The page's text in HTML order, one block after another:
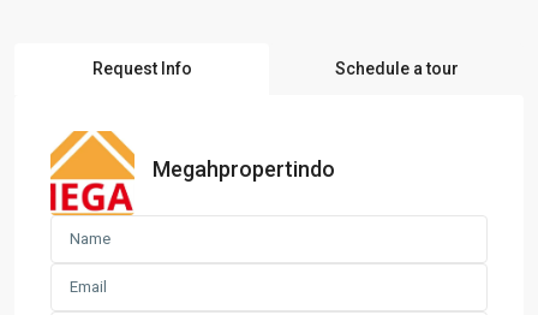
Request Info Schedule a tour
Megahpropertindo